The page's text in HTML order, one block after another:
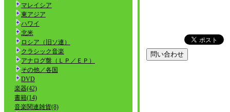
マレイシア
東アジア
ハワイ
北米
ロシア（旧ソ連）
クラシック音楽
アナログ盤（ＬＰ／ＥＰ）
その他／各国
DVD
楽器(42)
書籍(14)
音楽関連雑貨(8)